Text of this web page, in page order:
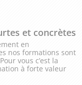
et concrètes
en
nos formations sont
vous c’est la
à forte valeur